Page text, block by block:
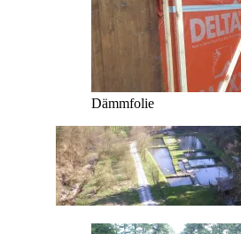
Dämmfolie